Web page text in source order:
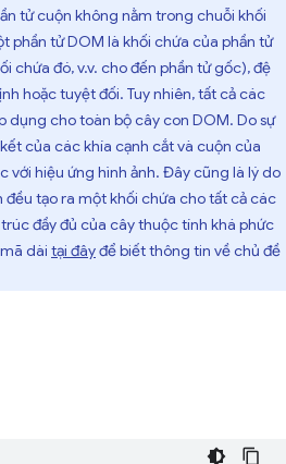
tử cuộn không nằm trong chuỗi khối
phần tử DOM là khối chứa của phần tử
chứa đó, v.v. cho đến phần tử gốc), đệ
hoặc tuyệt đối. Tuy nhiên, tất cả các
dụng cho toàn bộ cây con DOM. Do sự
của các khía cạnh cắt và cuộn của
với hiệu ứng hình ảnh. Đây cũng là lý do
đều tạo ra một khối chứa cho tất cả các
đầy đủ của cây thuộc tính khá phức
dài tại đâyđể biết thông tin về chủ đề